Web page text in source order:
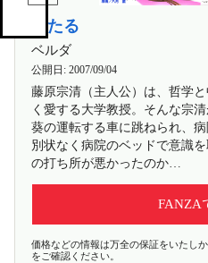
ほたる
ベルダ
公開日: 2007/09/04
藤原宗清（主人公）は、哲学
く愛する大学教授。そんな宗
葵の運転する車に跳ねられ、
別状なく病院のベッドで意識
の打ち所が悪かったのか…
FANZA
価格などの情報は万全の保証をいたし
をご確認ください。